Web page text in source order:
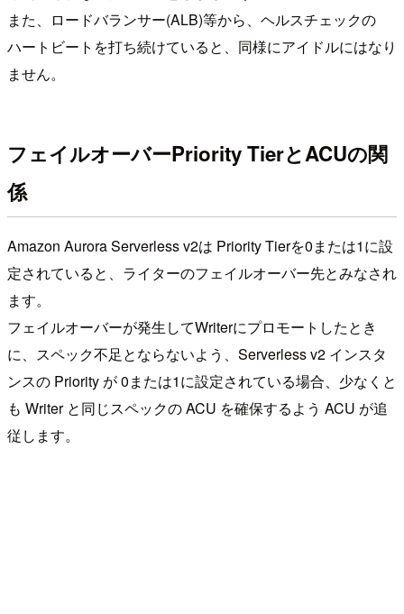
また、ロードバランサー(ALB)等から、ヘルスチェックの
ハートビートを打ち続けていると、同様にアイドルにはなり
ません。
フェイルオーバーPriority TierとACUの関
係
Amazon Aurora Serverless v2は Priority Tierを0または1に設
定されていると、ライターのフェイルオーバー先とみなされ
ます。
フェイルオーバーが発生してWriterにプロモートしたとき
に、スペック不足とならないよう、Serverless v2 インスタ
ンスの Priority が 0または1に設定されている場合、少なくと
も Writer と同じスペックの ACU を確保するよう ACU が追
従します。